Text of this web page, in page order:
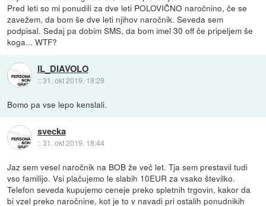
Pred leti so mi ponudili za dve leti POLOVIČNO naročnino, če se
zavežem, da bom še dve leti njihov naročnik. Seveda sem
podpisal. Sedaj pa dobim SMS, da bom imel 30 off če pripeljem še
koga... WTF?
IL_DIAVOLO
::31. okt 2019, 18:29
Bomo pa vse lepo kenslali.
svecka
::31. okt 2019, 18:44
Jaz sem vesel naročnik na BOB že več let. Tja sem prestavil tudi
vso familijo. Vsi plačujemo le slabih 10EUR za vsako številko.
Telefon seveda kupujemo ceneje preko spletnih trgovin, kakor da
bi vzel preko naročnine, kot je to v navadi pri ostalih ponudnikih